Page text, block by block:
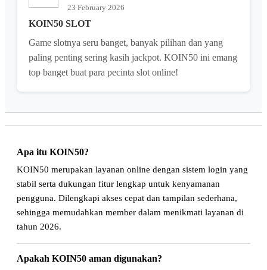
23 February 2026
KOIN50 SLOT
Game slotnya seru banget, banyak pilihan dan yang
paling penting sering kasih jackpot. KOIN50 ini emang
top banget buat para pecinta slot online!
Apa itu KOIN50?
KOIN50 merupakan layanan online dengan sistem login yang
stabil serta dukungan fitur lengkap untuk kenyamanan
pengguna. Dilengkapi akses cepat dan tampilan sederhana,
sehingga memudahkan member dalam menikmati layanan di
tahun 2026.
Apakah KOIN50 aman digunakan?